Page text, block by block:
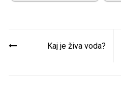
prispevkaKaj je živa voda?